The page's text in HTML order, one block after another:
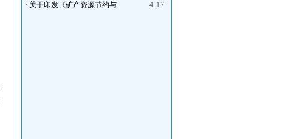
· 关于印发《矿产资源节约与 4.17